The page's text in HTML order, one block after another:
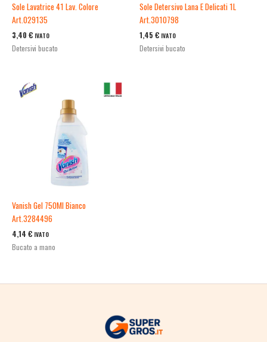
Sole Lavatrice 41 Lav. Colore
Art.029135
3,40 € IVATO
Detersivi bucato
Sole Detersivo Lana E Delicati 1L
Art.3010798
1,45 € IVATO
Detersivi bucato
Vanish Gel 750Ml Bianco
Art.3284496
4,14 € IVATO
Bucato a mano